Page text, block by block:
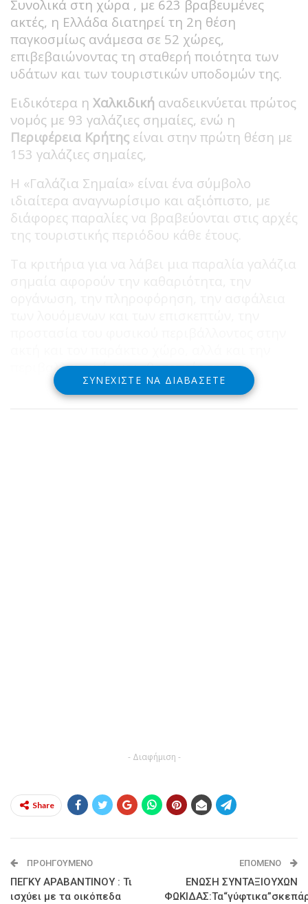
Συνολικά στη χώρα , με 623 βραβευμένες
ακτές, η Ελλάδα διατηρεί τη 2η θέση
παγκοσμίως ανάμεσα σε 52 χώρες,
επιβεβαιώνοντας τη σταθερή ποιότητα των
υδάτων και των τουριστικών υποδομών της.
Ειδικότερα η Χαλκιδική αναδεικνύεται πρώτος
νομός με 93 γαλάζιες σημαίες, ενώ η
Περιφέρεια Κρήτης είναι στην πρώτη θέση με
153 γαλάζιες σημαίες,
Η «Γαλάζια Σημαία» είναι ένα σύμβολο
ιδιαίτερα αναγνωρίσιμο και αξιόπιστο, με
διάφορες παραλίες να βραβεύονται στις αρχές
της τουριστικής περιόδου κάθε έτους.
Τα κριτήρια για να λάβει μια παραλία γαλάζια
περιβαλλοντική ευαισθητοποίηση.
ΣΥΝΕΧΊΣΤΕ ΝΑ ΔΙΑΒΆΣΕΤΕ
- Διαφήμιση -
Share
ΠΡΟΗΓΟΎΜΕΝΟ
ΠΕΓΚΥ ΑΡΑΒΑΝΤΙΝΟΥ : Τι
ισχύει με τα οικόπεδα
ΕΠΌΜΕΝΟ
ΕΝΩΣΗ ΣΥΝΤΑΞΙΟΥΧΩΝ